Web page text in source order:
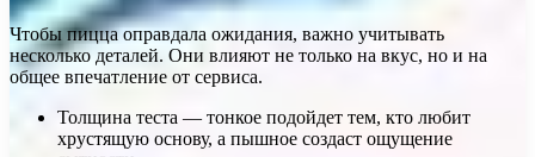
Чтобы пицца оправдала ожидания, важно учитывать
несколько деталей. Они влияют не только на вкус, но и на
общее впечатление от сервиса.
Толщина теста — тонкое подойдет тем, кто любит
хрустящую основу, а пышное создаст ощущение